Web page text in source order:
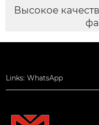
Высокое
Links: WhatsApp